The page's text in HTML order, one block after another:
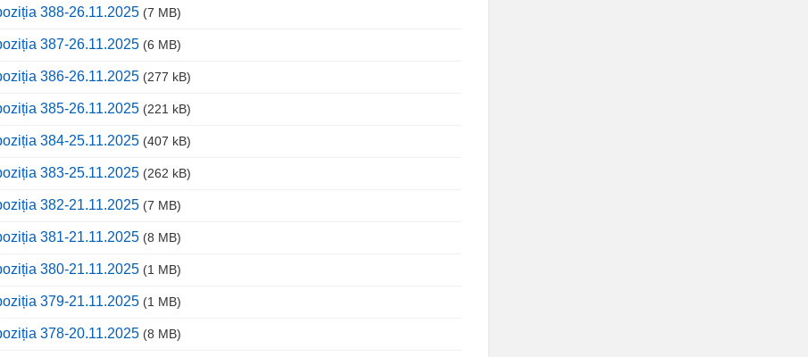
388-26.11.2025 (7 MB)
387-26.11.2025 (6 MB)
386-26.11.2025 (277 kB)
385-26.11.2025 (221 kB)
384-25.11.2025 (407 kB)
383-25.11.2025 (262 kB)
382-21.11.2025 (7 MB)
381-21.11.2025 (8 MB)
380-21.11.2025 (1 MB)
379-21.11.2025 (1 MB)
378-20.11.2025 (8 MB)